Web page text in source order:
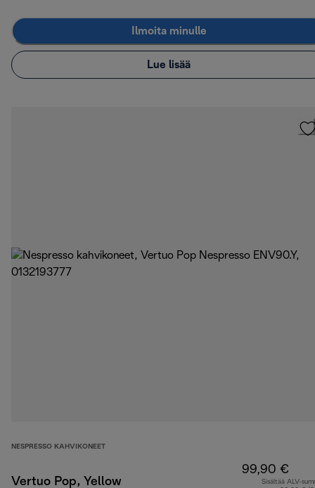
Ilmoita minulle
Lue lisää
NESPRESSO KAHVIKONEET
Vertuo Pop, Yellow
99,90 €
Sisältää ALV-